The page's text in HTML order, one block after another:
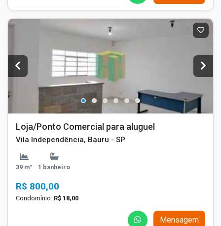
Loja/Ponto Comercial para aluguel
Vila Independência, Bauru - SP
39 m² 1 banheiro
R$ 800,00
Condomínio: R$ 18,00
Mensagem